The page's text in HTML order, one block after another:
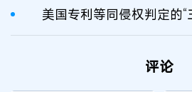
评论